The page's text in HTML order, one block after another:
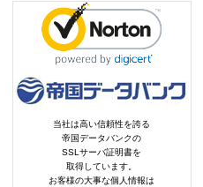
当社は高い信頼性を誇る
帝国データバンクの
SSLサーバ証明書を
取得しています。
お客様の大事な個人情報は